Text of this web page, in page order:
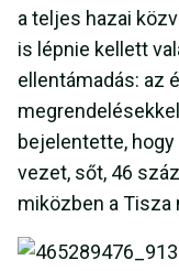
a teljes hazai
is lépnie kellett
ellentámadás: az
bejelentette, hogy
vezet, sőt, 46
miközben a Tisza